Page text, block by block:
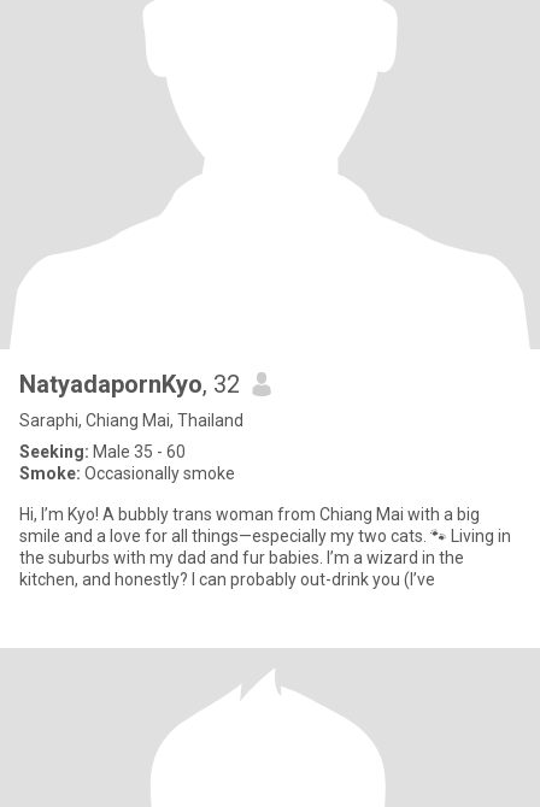
NatyadapornKyo, 32
Saraphi, Chiang Mai, Thailand
Seeking: Male 35 - 60
Smoke: Occasionally smoke
Hi, I’m Kyo! A bubbly trans woman from Chiang Mai with a big
smile and a love for all things—especially my two cats. 🐾 ​Living in
the suburbs with my dad and fur babies. I’m a wizard in the
kitchen, and honestly? I can probably out-drink you (I’ve